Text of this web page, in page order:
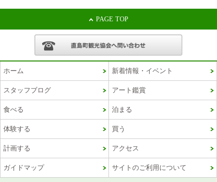
PAGE TOP
ホーム 新着情報・イベント
スタッフブログ アート鑑賞
食べる 泊まる
体験する 買う
計画する アクセス
ガイドマップ サイトのご利用について